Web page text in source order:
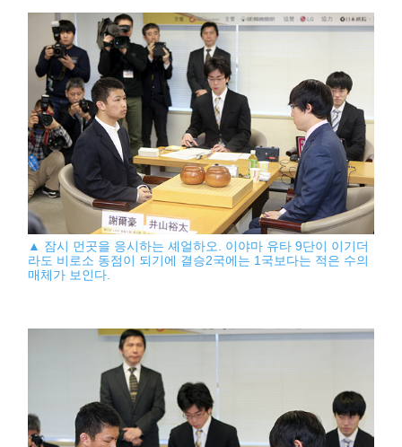
▲ 잠시 먼곳을 응시하는 셰얼하오. 이야마 유타 9단이 이기더
라도 비로소 동점이 되기에 결승2국에는 1국보다는 적은 수의
매체가 보인다.